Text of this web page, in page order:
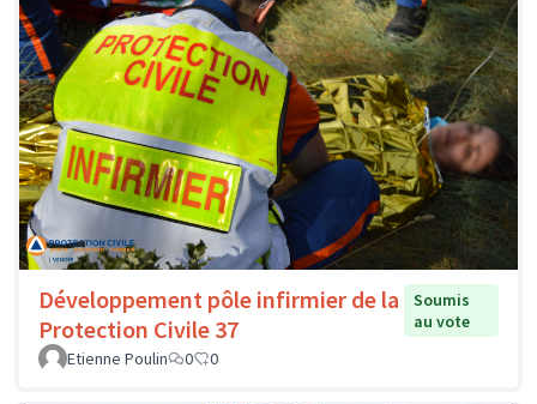
Développement pôle infirmier de la
Protection Civile 37
Soumis
au vote
Etienne Poulin
0 0